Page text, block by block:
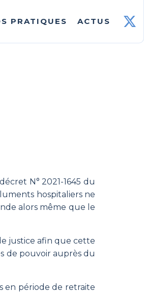
PRATIQUES ACTUS
N° 2021-1645 du
hospitaliers ne
alors même que le
justice afin que cette
de pouvoir auprès du
en période de retraite